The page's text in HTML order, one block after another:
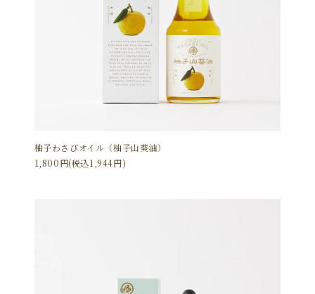
柚子わさびオイル（柚子山葵油）
1,800円(税込1,944円)